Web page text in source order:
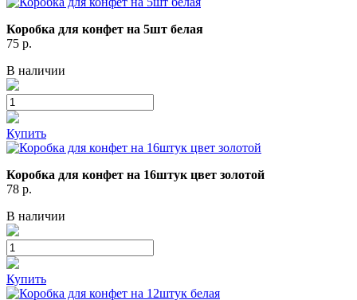
Коробка для конфет на 5шт белая
75 р.
В наличии
Купить
Коробка для конфет на 16штук цвет золотой
78 р.
В наличии
Купить